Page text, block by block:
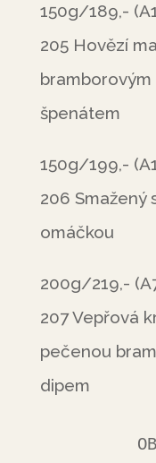
150g/189,-
205 Hovězí
špenátem
150g/199,-
206 Smažený
omáčkou
200g/219,-
207 Vepřová
pečenou
dipem